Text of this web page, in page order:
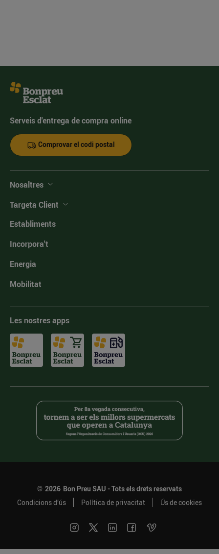
Serveis d'entrega de compra online
Comprovar el codi postal
Nosaltres
Targeta Client
Establiments
Incorpora't
Energia
Mobilitat
Les nostres apps
© 2026 Bon Preu SAU - Tots els drets reservats
Condicions d’ús
Política de privacitat Ús de cookies